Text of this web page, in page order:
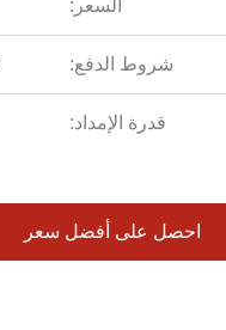
السعر:
شروط الدفع:
قدرة الإمداد:
احصل على أفضل سعر